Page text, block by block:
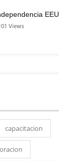
EEU
Views
capacitacion